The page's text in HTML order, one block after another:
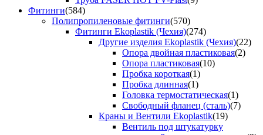
Фитинги(584)
Полипропиленовые фитинги(570)
Фитинги Ekoplastik (Чехия)(274)
Другие изделия Ekoplastik (Чехия)(22)
Опора двойная пластиковая(2)
Опора пластиковая(10)
Пробка короткая(1)
Пробка длинная(1)
Головка термостатическая(1)
Свободный фланец (сталь)(7)
Краны и Вентили Ekoplastik(19)
Вентиль под штукатурку